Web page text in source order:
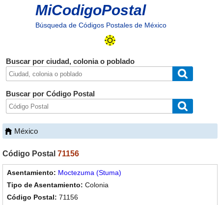
MiCodigoPostal
Búsqueda de Códigos Postales de México
Buscar por ciudad, colonia o poblado
Buscar por Código Postal
México
Código Postal 71156
Moctezuma (Stuma)
Colonia
71156